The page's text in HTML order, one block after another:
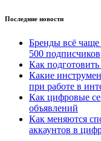
Последние новости
Бренды всё чаще
500 подписчиков
Как
Какие
при работе в
Как цифровые
объявлений
Как меняются
аккаунтов в